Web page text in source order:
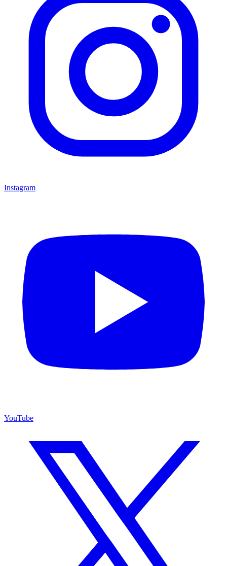
Instagram
YouTube